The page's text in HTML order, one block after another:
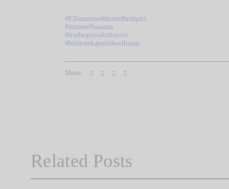
#Elbasanineshkrimdheshpirt
#autoreelbasanas
#trashegimiakulturore
#bibliotekapublikeelbasan
Share:
Related Posts